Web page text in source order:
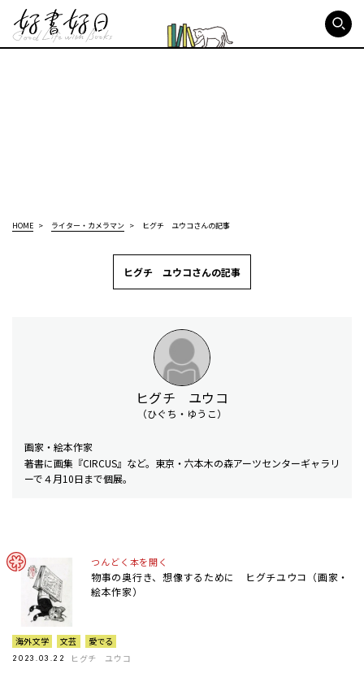
HOME ライター・カメラマン ヒグチ ユウコさんの記事
ヒグチ ユウコさんの記事
ヒグチ ユウコ
（ひぐち・ゆうこ）
画家・絵本作家
著書に画集『CIRCUS』など。東京・六本木の森アーツセンターギャラリ
ーで４月10日まで個展。
つんどく本を開く
物事の奥行き、想像するために ヒグチユウコ（画家・
絵本作家）
海外文学 文芸 愛でる
2023.03.22 ヒグチ ユウコ